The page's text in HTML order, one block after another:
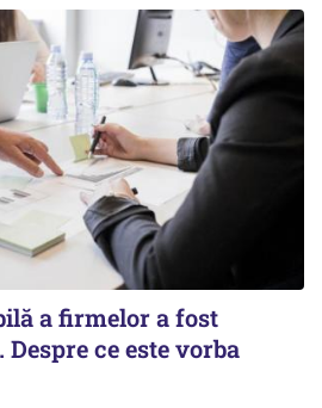
a firmelor a fost
ce este vorba